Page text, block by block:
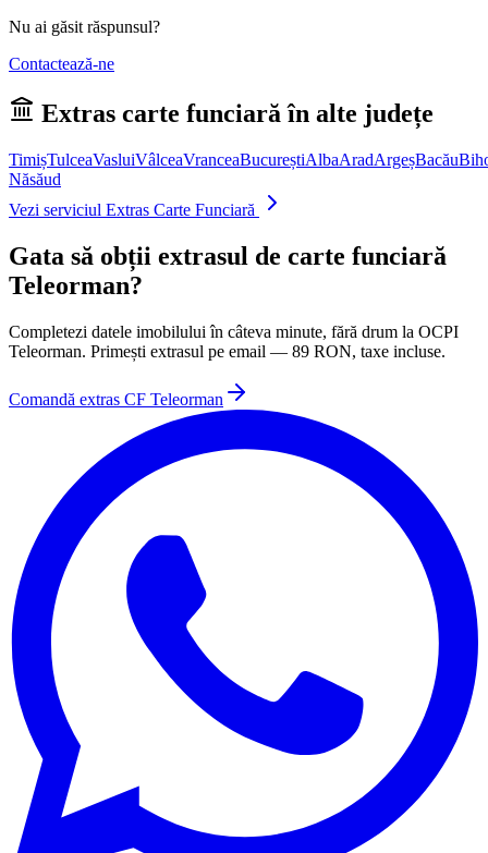
Nu ai găsit răspunsul?
Contactează-ne
Extras carte funciară în alte județe
TimișTulceaVasluiVâlceaVranceaBucureștiAlbaAradArgeșBacău
Năsăud
Vezi serviciul Extras Carte Funciară
Gata să obții extrasul de carte funciară
Teleorman?
Completezi datele imobilului în câteva minute, fără drum la OCPI
Teleorman. Primești extrasul pe email — 89 RON, taxe incluse.
Comandă extras CF Teleorman